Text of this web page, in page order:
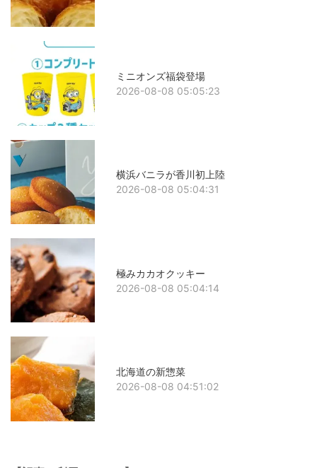
ミニオンズ福袋登場
2026-08-08 05:05:23
横浜バニラが香川初上陸
2026-08-08 05:04:31
極みカカオクッキー
2026-08-08 05:04:14
北海道の新惣菜
2026-08-08 04:51:02